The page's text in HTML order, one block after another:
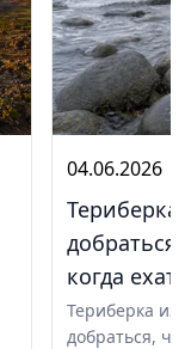
04.06.2026
когда
Териберка
добраться,